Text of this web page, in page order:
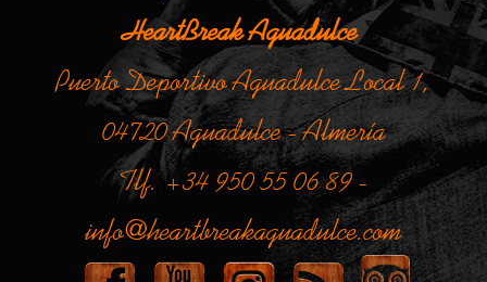
HeartBreak Aguadulce
Puerto Deportivo Aguadulce Local 1,
04720 Aguadulce - Almería
Tlf. +34 950 55 06 89 -
info@heartbreakaguadulce.com